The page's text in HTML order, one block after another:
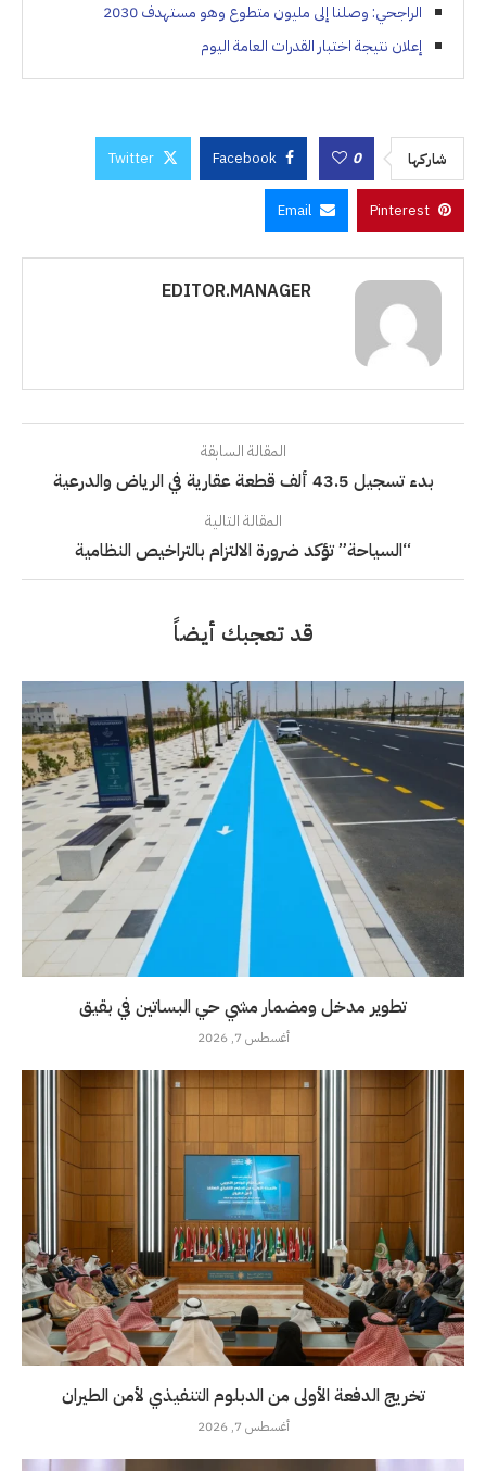
الراجحي: وصلنا إلى مليون متطوع وهو مستهدف 2030
إعلان نتيجة اختبار القدرات العامة اليوم
شاركها 0
Facebook
Twitter
Pinterest
Email
EDITOR.MANAGER
المقالة السابقة
بدء تسجيل 43.5 ألف قطعة عقارية في الرياض والدرعية
المقالة التالية
“السياحة” تؤكد ضرورة الالتزام بالتراخيص النظامية
قد تعجبك أيضاً
تطوير مدخل ومضمار مشي حي البساتين في بقيق
أغسطس 7, 2026
تخريج الدفعة الأولى من الدبلوم التنفيذي لأمن الطيران
أغسطس 7, 2026